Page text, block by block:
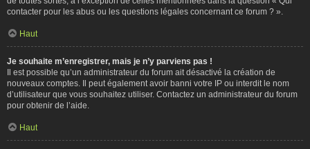
contacter pour les abus ou les questions légales concernant ce forum ? ».
Haut
Je souhaite m’enregistrer, mais je n’y parviens pas !
Il est possible qu’un administrateur du forum ait désactivé la création de
nouveaux comptes. Il peut également avoir banni votre IP ou interdit le nom
d’utilisateur que vous souhaitez utiliser. Contactez un administrateur du forum
pour obtenir de l’aide.
Haut